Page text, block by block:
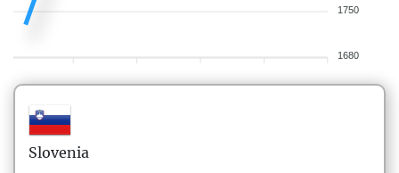
1750
1680
Slovenia